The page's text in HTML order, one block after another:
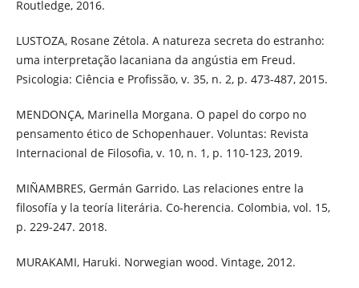
Routledge, 2016.
LUSTOZA, Rosane Zétola. A natureza secreta do estranho:
uma interpretação lacaniana da angústia em Freud.
Psicologia: Ciência e Profissão, v. 35, n. 2, p. 473-487, 2015.
MENDONÇA, Marinella Morgana. O papel do corpo no
pensamento ético de Schopenhauer. Voluntas: Revista
Internacional de Filosofia, v. 10, n. 1, p. 110-123, 2019.
MIÑAMBRES, Germán Garrido. Las relaciones entre la
filosofía y la teoría literária. Co-herencia. Colombia, vol. 15,
p. 229-247. 2018.
MURAKAMI, Haruki. Norwegian wood. Vintage, 2012.